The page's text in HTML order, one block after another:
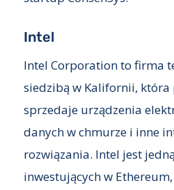
Intel
Intel Corporation to firma
siedzibą w Kalifornii,
sprzedaje urządzenia
danych w chmurze i inne
rozwiązania. Intel jest
inwestujących w